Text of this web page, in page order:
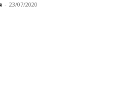
- 23/07/2020